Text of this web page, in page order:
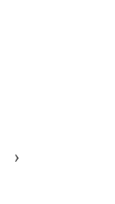
›